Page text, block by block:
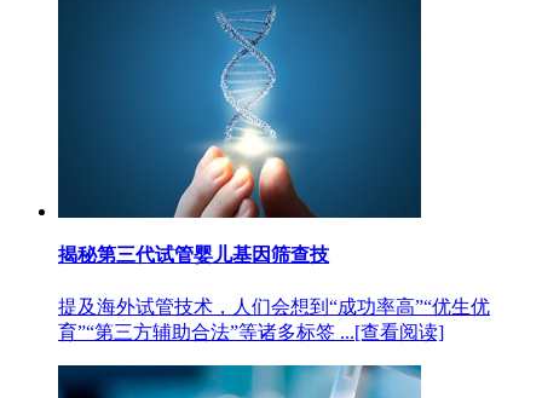
揭秘第三代试管婴儿基因筛查技
提及海外试管技术，人们会想到“成功率高”“优生优
育”“第三方辅助合法”等诸多标签 ...[查看阅读]